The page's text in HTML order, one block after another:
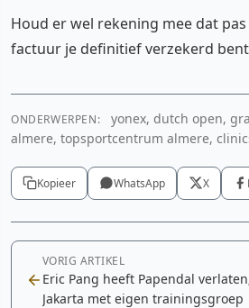
Houd er wel rekening mee dat
factuur je definitief verzekerd
ONDERWERPEN:
yonex, dutch open,
almere, topsportcentrum almere,
Kopieer WhatsApp X
VORIG ARTIKEL
Eric Pang heeft Papendal
Jakarta met eigen trainingsgroep